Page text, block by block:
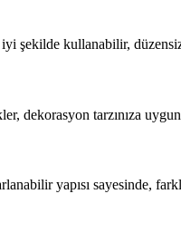
şekilde kullanabilir,
dekorasyon tarzınıza
yapısı sayesinde,